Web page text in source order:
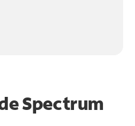
Spectrum